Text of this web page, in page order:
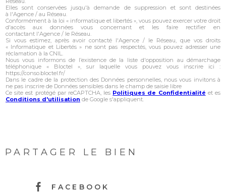
Elles sont conservées jusqu'à demande de suppression et sont destinées
à l'Agence / au Réseau.
Conformément à la loi « informatique et libertés », vous pouvez exercer votre droit
d'accès aux données vous concernant et les faire rectifier en
contactant l'Agence / le Réseau.
Si vous estimez, après avoir contacté l'Agence / le Réseau, que vos droits
« Informatique et Libertés » ne sont pas respectés, vous pouvez adresser une
réclamation à la CNIL.
Nous vous informons de l’existence de la liste d'opposition au démarchage
téléphonique « Bloctel », sur laquelle vous pouvez vous inscrire ici :
https://conso.bloctel.fr/
Dans le cadre de la protection des Données personnelles, nous vous invitons à
ne pas inscrire de Données sensibles dans le champ de saisie libre
Ce site est protégé par reCAPTCHA, les Politiques de Confidentialité et es
Conditions d'utilisation de Google s'appliquent.
PARTAGER LE BIEN
FACEBOOK